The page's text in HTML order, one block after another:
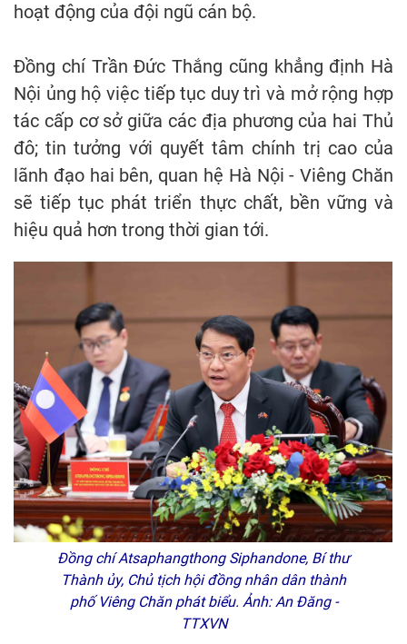
hoạt động của đội ngũ cán bộ.
Đồng chí Trần Đức Thắng cũng khẳng định Hà
Nội ủng hộ việc tiếp tục duy trì và mở rộng hợp
tác cấp cơ sở giữa các địa phương của hai Thủ
đô; tin tưởng với quyết tâm chính trị cao của
lãnh đạo hai bên, quan hệ Hà Nội - Viêng Chăn
sẽ tiếp tục phát triển thực chất, bền vững và
hiệu quả hơn trong thời gian tới.
Đồng chí Atsaphangthong Siphandone, Bí thư
Thành ủy, Chủ tịch hội đồng nhân dân thành
phố Viêng Chăn phát biểu. Ảnh: An Đăng -
TTXVN